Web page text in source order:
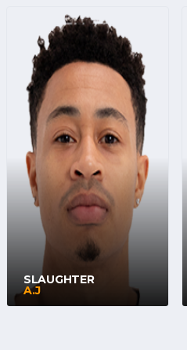
SLAUGHTER
A.J